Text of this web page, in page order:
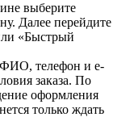
выберите
Далее перейдите
«Быстрый
ФИО, телефон и e-
заказа. По
оформления
только ждать